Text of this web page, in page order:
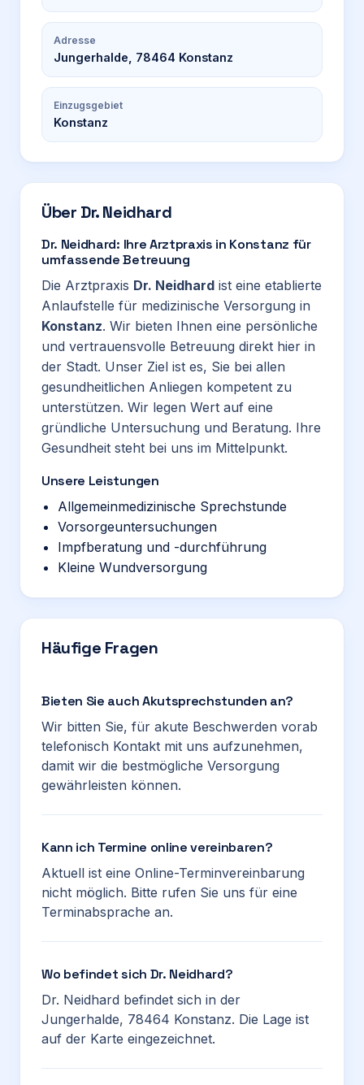
Adresse
Jungerhalde, 78464 Konstanz
Einzugsgebiet
Konstanz
Über Dr. Neidhard
Dr. Neidhard: Ihre Arztpraxis in Konstanz für
umfassende Betreuung
Die Arztpraxis Dr. Neidhard ist eine etablierte
Anlaufstelle für medizinische Versorgung in
Konstanz. Wir bieten Ihnen eine persönliche
und vertrauensvolle Betreuung direkt hier in
der Stadt. Unser Ziel ist es, Sie bei allen
gesundheitlichen Anliegen kompetent zu
unterstützen. Wir legen Wert auf eine
gründliche Untersuchung und Beratung. Ihre
Gesundheit steht bei uns im Mittelpunkt.
Unsere Leistungen
Allgemeinmedizinische Sprechstunde
Vorsorgeuntersuchungen
Impfberatung und -durchführung
Kleine Wundversorgung
Häufige Fragen
Bieten Sie auch Akutsprechstunden an?
Wir bitten Sie, für akute Beschwerden vorab
telefonisch Kontakt mit uns aufzunehmen,
damit wir die bestmögliche Versorgung
gewährleisten können.
Kann ich Termine online vereinbaren?
Aktuell ist eine Online-Terminvereinbarung
nicht möglich. Bitte rufen Sie uns für eine
Terminabsprache an.
Wo befindet sich Dr. Neidhard?
Dr. Neidhard befindet sich in der
Jungerhalde, 78464 Konstanz. Die Lage ist
auf der Karte eingezeichnet.